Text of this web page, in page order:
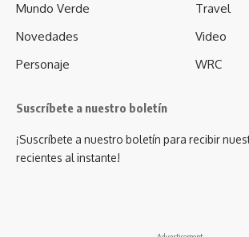
Mundo Verde
Novedades
Personaje
Travel
Video
WRC
Suscríbete a nuestro boletín
¡Suscríbete a nuestro boletín para recibir
recientes al instante!